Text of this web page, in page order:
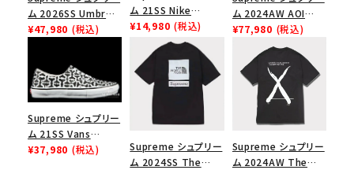
ム 2026SS Umbro
Rhinestone Track
ジャケット ブラック
¥47,980 (税込)
ム 21SS Nike
Lightweight Crew
Socks(1 Pack) ナイ
キライトウェイトクル
ーソックス(1パック)
ブラック
¥14,980 (税込)
ム 2024AW AOI
Quilted Work
Jacket アオイキルテ
ッドワークジャケット
ブラック 黒
¥77,980 (税込)
Supreme シュプリー
ム 21SS Vans
Monogram S Logo
¥37,980 (税込)
Supreme シュプリー
ム 2024SS The
Supreme シュプリー
ム 2024AW The